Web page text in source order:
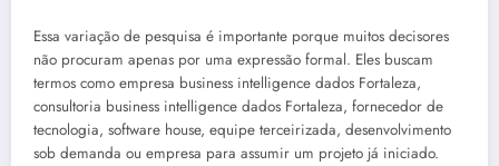
Essa variação de pesquisa é importante porque muitos decisores
não procuram apenas por uma expressão formal. Eles buscam
termos como empresa business intelligence dados Fortaleza,
consultoria business intelligence dados Fortaleza, fornecedor de
tecnologia, software house, equipe terceirizada, desenvolvimento
sob demanda ou empresa para assumir um projeto já iniciado.